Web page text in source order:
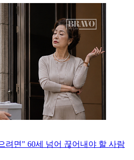
려면" 60세 넘어 끊어내야 할 사람